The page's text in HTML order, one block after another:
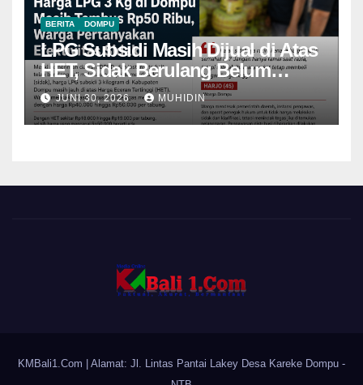
BERITA DOMPU
LPG Subsidi Masih Dijual di Atas
HET, Sidak Berulang Belum
Mampu Menekan Harga
JUNI 30, 2026 MUHIDIN
KMBali1.Com
| Alamat: Jl. Lintas Pantai Lakey Desa Kareke Dompu -